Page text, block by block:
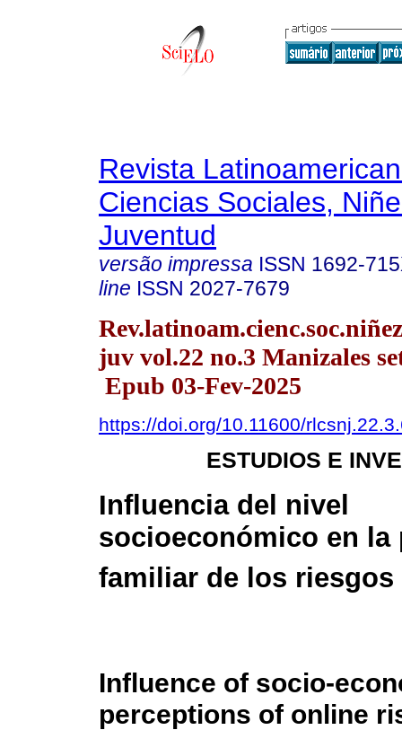
Revista
Ciencias Sociales,
Juventud
versão impressa ISSN 1692-
line ISSN 2027-7679
Rev.latinoam.cienc.soc.niñez
juv vol.22 no.3 Manizales
Epub 03-Fev-2025
https://doi.org/10.11600/
ESTUDIOS E
Influencia del nivel
socioeconómico en la
familiar de los riesgos
Influence of socio-
perceptions of online